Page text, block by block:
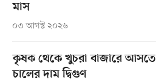
মাস
০৩ আগস্ট ২০২৬
কৃষক থেকে খুচরা বাজারে আসতে
চালের দাম দ্বিগুণ